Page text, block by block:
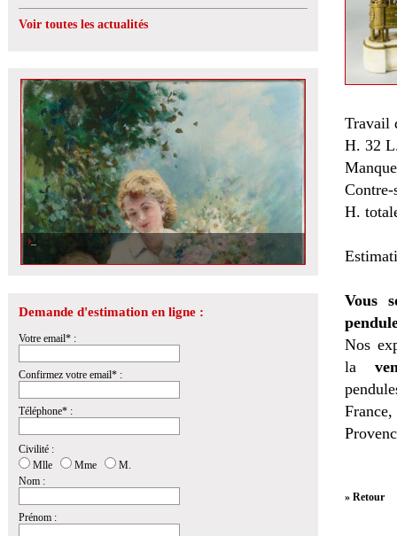
Voir toutes les actualités
Demande d'estimation en ligne :
Votre email* :
Confirmez votre email* :
Téléphone* :
Civilité :
Mlle
Mme
M.
Nom :
Prénom :
Travail
H. 32
Contre-
H.
Vous
Nos
la
» Retour